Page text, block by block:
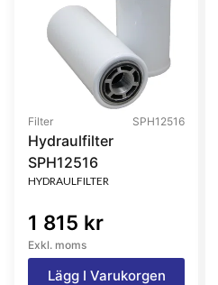
Filter SPH12516
Hydraulfilter
SPH12516
HYDRAULFILTER
1 815 kr
Exkl. moms
Lägg I Varukorgen